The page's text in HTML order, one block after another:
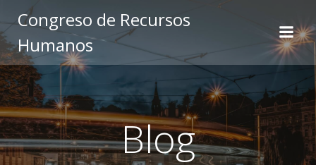
al
Congreso de Recursos
Humanos
Blog